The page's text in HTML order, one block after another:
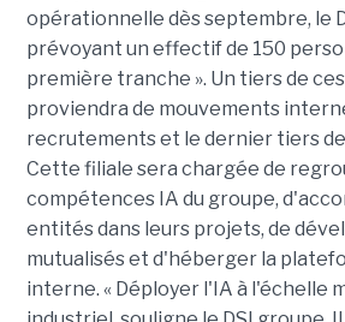
opérationnelle dès septembre, le
prévoyant un effectif de 150
première tranche ». Un tiers de
proviendra de mouvements
recrutements et le dernier tiers
Cette filiale sera chargée de
compétences IA du groupe,
entités dans leurs projets, de
mutualisés et d'héberger la
interne. « Déployer l'IA à l'échelle